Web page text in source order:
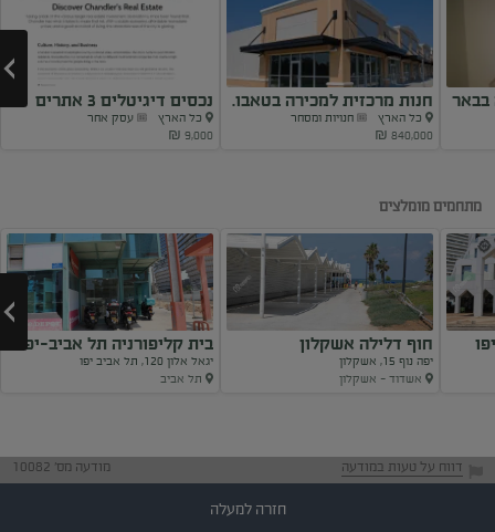
בבאר חנות מרכזית למכירה בטאבו.
כל הארץ
חנויות ומסחר
840,000 ₪
נכסים דיגיטלים 3 אתרים
שונים
כל הארץ
עסק אחר
9,000 ₪
מתחמים מומלצים
חוף דלילה אשקלון
יפה נוף 15, אשקלון
אשדוד - אשקלון
בית קליפורניה תל אביב-יפו
יגאל אלון 120, תל אביב יפו
תל אביב
דווח על טעות במודעה מודעה מס' 10082
חזרה למעלה